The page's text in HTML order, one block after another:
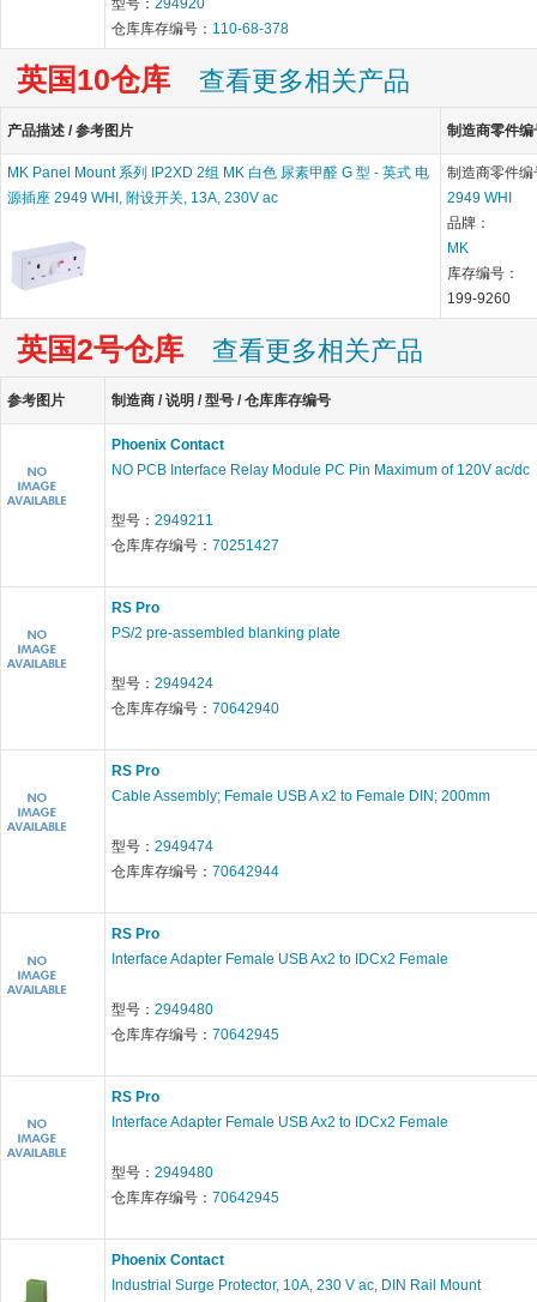
型号： 294920
仓库库存编号： 110-68-378
英国10仓库 查看更多相关产品
产品描述 / 参考图片 制造商零件编
MK Panel Mount 系列 IP2XD 2组 MK 白色 尿素甲醛 G 型 - 英式 电
源插座 2949 WHI, 附设开关, 13A, 230V ac
制造商零件编
2949 WHI
品牌：
MK
库存编号：
199-9260
英国2号仓库 查看更多相关产品
参考图片 制造商 / 说明 / 型号 / 仓库库存编号
Phoenix Contact
NO PCB Interface Relay Module PC Pin Maximum of 120V ac/dc
型号： 2949211
仓库库存编号： 70251427
RS Pro
PS/2 pre-assembled blanking plate
型号： 2949424
仓库库存编号： 70642940
RS Pro
Cable Assembly; Female USB A x2 to Female DIN; 200mm
型号： 2949474
仓库库存编号： 70642944
RS Pro
Interface Adapter Female USB Ax2 to IDCx2 Female
型号： 2949480
仓库库存编号： 70642945
RS Pro
Interface Adapter Female USB Ax2 to IDCx2 Female
型号： 2949480
仓库库存编号： 70642945
Phoenix Contact
Industrial Surge Protector, 10A, 230 V ac, DIN Rail Mount